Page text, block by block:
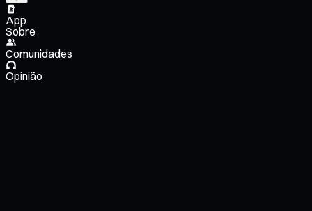
App
Sobre
Comunidades
Opinião